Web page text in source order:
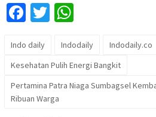
Facebook
Twitter
Indo daily Indodaily Indodaily.co
Kesehatan Pulih Energi Bangkit
Pertamina Patra Niaga Sumbagsel
Ribuan Warga